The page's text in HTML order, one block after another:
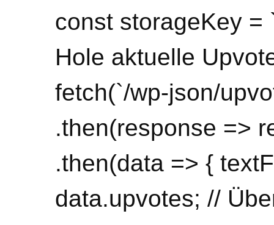
const storageKey =
Hole aktuelle
fetch(`/wp-json/
.then(response =>
.then(data => {
data.upvotes; //